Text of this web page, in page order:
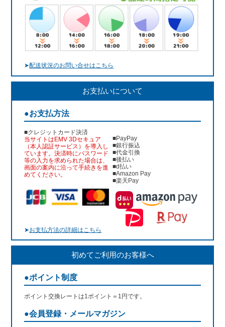
➤配送状況のお問い合せはこちら
お支払いについて
●お支払方法
■クレジットカード決済
当サイトはEMV 3Dセキュア
（本人認証サービス）を導入し
ています。決済時にパスワード
等の入力を求められた場合は、
画面の案内に沿って手続きを進
めてください。
■PayPay
■銀行振込
■代金引換
■後払い
■d払い
■Amazon Pay
■楽天Pay
➤お支払方法の詳細はこちら
初めてご利用のお客様へ
●ポイント制度
ポイント交換レートは1ポイント＝1円です。
●会員登録・メールマガジン